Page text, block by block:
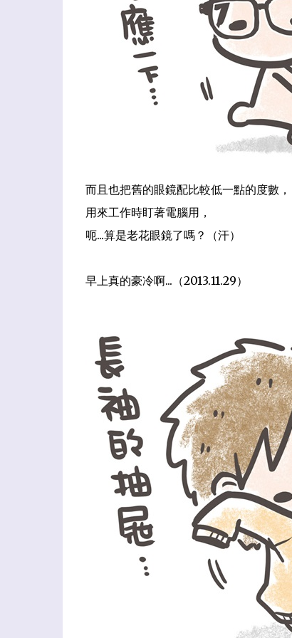
而且也把舊的眼鏡配比較低一點的度數，
用來工作時盯著電腦用，
呃...算是老花眼鏡了嗎？（汗）
早上真的豪冷啊...（2013.11.29）